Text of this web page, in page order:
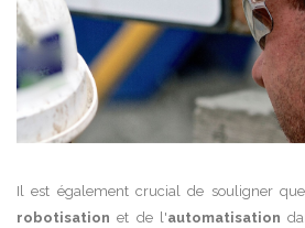
Il est également crucial de souligner
robotisation et de l'automatisation